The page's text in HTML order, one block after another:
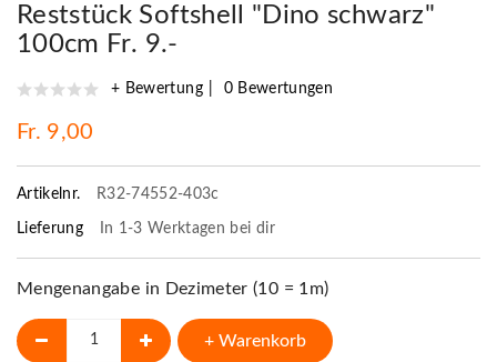
Reststück Softshell "Dino schwarz"
100cm Fr. 9.-
+ Bewertung 0 Bewertungen
Fr. 9,00
Artikelnr. R32-74552-403c
Lieferung In 1-3 Werktagen bei dir
Mengenangabe in Dezimeter (10 = 1m)
+ Warenkorb